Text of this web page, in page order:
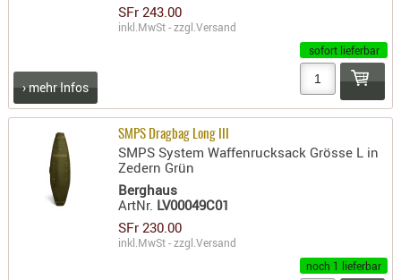
REINIGER
SFr 243.00
inkl.MwSt - zzgl.Versand
sofort lieferbar
› mehr Infos
SMPS Dragbag Long III
SMPS System Waffenrucksack Grösse L in
Zedern Grün
Berghaus
ArtNr. LV00049C01
SFr 230.00
inkl.MwSt - zzgl.Versand
noch 1 lieferbar